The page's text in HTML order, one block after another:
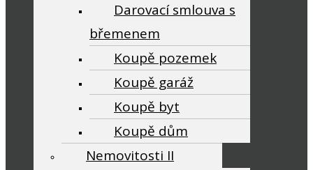
Darovací smlouva s
břemenem
Koupě pozemek
Koupě garáž
Koupě byt
Koupě dům
Nemovitosti II